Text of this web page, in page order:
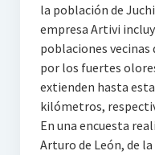
la población de
empresa Artivi
poblaciones vecinas
por los fuertes
extienden hasta
kilómetros,
En una encuesta
Arturo de León, de